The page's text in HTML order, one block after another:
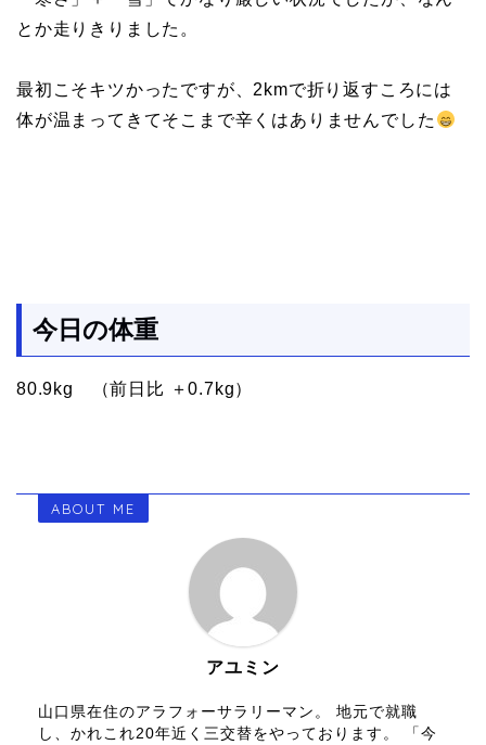
とか走りきりました。
最初こそキツかったですが、2kmで折り返すころには
体が温まってきてそこまで辛くはありませんでした
今日の体重
80.9kg （前日比 ＋0.7kg）
ABOUT ME
アユミン
山口県在住のアラフォーサラリーマン。 地元で就職
し、かれこれ20年近く三交替をやっております。 「今